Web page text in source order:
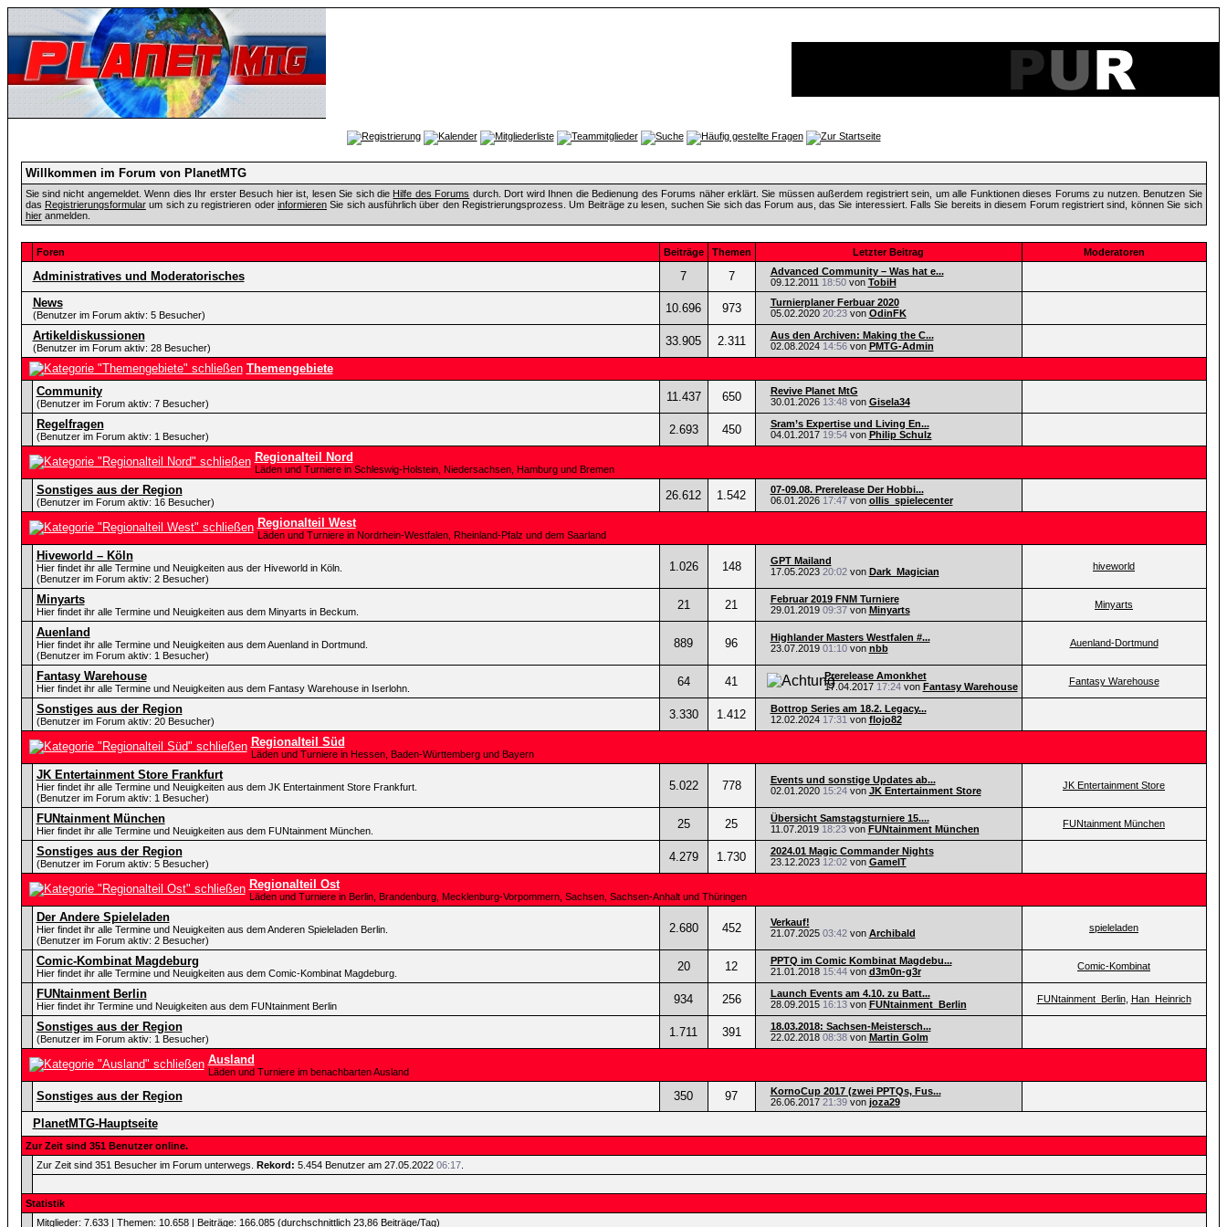
Willkommen im Forum von PlanetMTG
Sie sind nicht angemeldet. Wenn dies Ihr erster Besuch hier ist, lesen Sie sich die Hilfe des Forums durch. Dort wird Ihnen die Bedienung des Forums näher erklärt. Sie müssen außerdem registriert sein, um alle Funktionen dieses Forums zu nutzen. Benutzen Sie
das Registrierungsformularum sich zu registrieren oder informierenSie sich ausführlich über den Registrierungsprozess. Um Beiträge zu lesen, suchen Sie sich das Forum aus, das Sie interessiert. Falls Sie bereits in diesem Forum registriert sind, können Sie sich
hieranmelden.
Foren Beiträge Themen Letzter Beitrag Moderatoren
Administratives und Moderatorisches 7 7
Advanced Community – Was hat e...
09.12.2011 18:50von TobiH
News
(Benutzer im Forum aktiv: 5 Besucher) 10.696 973
Turnierplaner Ferbuar 2020
05.02.2020 20:23von OdinFK
Artikeldiskussionen
(Benutzer im Forum aktiv: 28 Besucher) 33.905 2.311
Aus den Archiven: Making the C...
02.08.2024 14:56von PMTG-Admin
Themengebiete
Community
(Benutzer im Forum aktiv: 7 Besucher) 11.437 650
Revive Planet MtG
30.01.2026 13:48von Gisela34
Regelfragen
(Benutzer im Forum aktiv: 1 Besucher) 2.693 450
Sram’s Expertise und Living En...
04.01.2017 19:54von Philip Schulz
Regionalteil Nord
Läden und Turniere in Schleswig-Holstein, Niedersachsen, Hamburg und Bremen
Sonstiges aus der Region
(Benutzer im Forum aktiv: 16 Besucher) 26.612 1.542
07-09.08. Prerelease Der Hobbi...
06.01.2026 17:47von ollis_spielecenter
Regionalteil West
Läden und Turniere in Nordrhein-Westfalen, Rheinland-Pfalz und dem Saarland
Hiveworld – Köln
Hier findet ihr alle Termine und Neuigkeiten aus der Hiveworld in Köln.
(Benutzer im Forum aktiv: 2 Besucher)
1.026 148
GPT Mailand
17.05.2023 20:02von Dark_Magician hiveworld
Minyarts
Hier findet ihr alle Termine und Neuigkeiten aus dem Minyarts in Beckum. 21 21
Februar 2019 FNM Turniere
29.01.2019 09:37von Minyarts Minyarts
Auenland
Hier findet ihr alle Termine und Neuigkeiten aus dem Auenland in Dortmund.
(Benutzer im Forum aktiv: 1 Besucher)
889 96
Highlander Masters Westfalen #...
23.07.2019 01:10von nbb Auenland-Dortmund
Fantasy Warehouse
Hier findet ihr alle Termine und Neuigkeiten aus dem Fantasy Warehouse in Iserlohn. 64 41
Prerelease Amonkhet
17.04.2017 17:24von Fantasy Warehouse Fantasy Warehouse
Sonstiges aus der Region
(Benutzer im Forum aktiv: 20 Besucher) 3.330 1.412
Bottrop Series am 18.2. Legacy...
12.02.2024 17:31 von flojo82
Regionalteil Süd
Läden und Turniere in Hessen, Baden-Württemberg und Bayern
JK Entertainment Store Frankfurt
Hier findet ihr alle Termine und Neuigkeiten aus dem JK Entertainment Store Frankfurt.
(Benutzer im Forum aktiv: 1 Besucher)
5.022 778
Events und sonstige Updates ab...
02.01.2020 15:24von JK Entertainment Store JK Entertainment Store
FUNtainment München
Hier findet ihr alle Termine und Neuigkeiten aus dem FUNtainment München. 25 25
Übersicht Samstagsturniere 15....
11.07.2019 18:23von FUNtainment München FUNtainment München
Sonstiges aus der Region
(Benutzer im Forum aktiv: 5 Besucher) 4.279 1.730
2024.01 Magic Commander Nights
23.12.2023 12:02von GameIT
Regionalteil Ost
Läden und Turniere in Berlin, Brandenburg, Mecklenburg-Vorpommern, Sachsen, Sachsen-Anhalt und Thüringen
Der Andere Spieleladen
Hier findet ihr alle Termine und Neuigkeiten aus dem Anderen Spieleladen Berlin.
(Benutzer im Forum aktiv: 2 Besucher)
2.680 452
Verkauf!
21.07.2025 03:42von Archibald spieleladen
Comic-Kombinat Magdeburg
Hier findet ihr alle Termine und Neuigkeiten aus dem Comic-Kombinat Magdeburg. 20 12
PPTQ im Comic Kombinat Magdebu...
21.01.2018 15:44von d3m0n-g3r Comic-Kombinat
FUNtainment Berlin
Hier findet ihr Termine und Neuigkeiten aus dem FUNtainment Berlin 934 256
Launch Events am 4.10. zu Batt...
28.09.2015 16:13von FUNtainment_Berlin FUNtainment_Berlin, Han_Heinrich
Sonstiges aus der Region
(Benutzer im Forum aktiv: 1 Besucher) 1.711 391
18.03.2018: Sachsen-Meistersch...
22.02.2018 08:38von Martin Golm
Ausland
Läden und Turniere im benachbarten Ausland
Sonstiges aus der Region 350 97
KornoCup 2017 (zwei PPTQs, Fus...
26.06.2017 21:39von joza29
PlanetMTG-Hauptseite
Zur Zeit sind 351 Benutzer online.
Zur Zeit sind 351 Besucher im Forum unterwegs. Rekord: 5.454 Benutzer am 27.05.2022 06:17.
Statistik
Mitglieder: 7.633 | Themen: 10.658 | Beiträge: 166.085 (durchschnittlich 23,86 Beiträge/Tag)